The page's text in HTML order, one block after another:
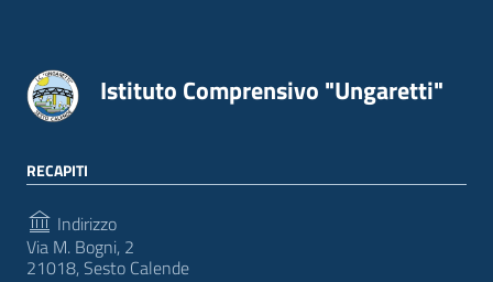
Istituto Comprensivo "Ungaretti"
RECAPITI
Indirizzo
Via M. Bogni, 2
21018, Sesto Calende